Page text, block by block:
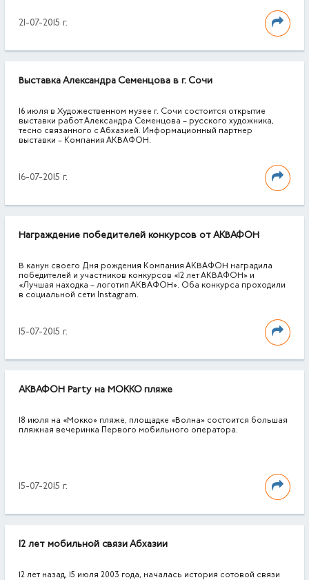
21-07-2015 г.
Выставка Александра Семенцова в г. Сочи
16 июля в Художественном музее г. Сочи состоится открытие
выставки работ Александра Семенцова – русского художника,
тесно связанного с Абхазией. Информационный партнер
выставки – Компания АКВАФОН.
16-07-2015 г.
Награждение победителей конкурсов от АКВАФОН
В канун своего Дня рождения Компания АКВАФОН наградила
победителей и участников конкурсов «12 лет АКВАФОН» и
«Лучшая находка – логотип АКВАФОН». Оба конкурса проходили
в социальной сети Instagram.
15-07-2015 г.
АКВАФОН Party на МОККО пляже
18 июля на «Мокко» пляже, площадке «Волна» состоится большая
пляжная вечеринка Первого мобильного оператора.
15-07-2015 г.
12 лет мобильной связи Абхазии
12 лет назад, 15 июля 2003 года, началась история сотовой связи